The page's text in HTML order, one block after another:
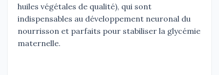
huiles végétales de qualité), qui sont
indispensables au développement neuronal du
nourrisson et parfaits pour stabiliser la glycémie
maternelle.